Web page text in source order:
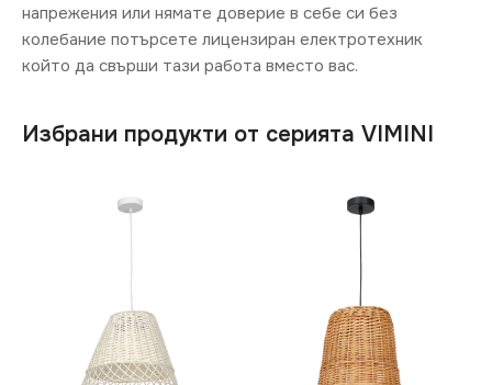
напрежения или нямате доверие в себе си без
колебание потърсете лицензиран електротехник
който да свърши тази работа вместо вас.
Избрани продукти от серията VIMINI